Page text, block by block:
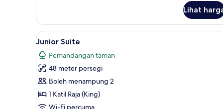
Suite
Lihat
Lihat
semua
foto
untuk
Junior
Suite
Peralatan tempat tidur
4
Junior Suite
Pemandangan taman
48 meter persegi
Boleh menampung 2
1 Katil Raja (King)
Wi-Fi percuma